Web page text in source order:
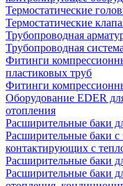
Термостатические
Термостатические
Трубопроводная
Трубопроводная
Фитинги
пластиковых труб
Фитинги
Оборудование EDER
отопления
Расширительные баки
Расширительные баки
контактирующих с
Расширительные баки
Расширительные баки